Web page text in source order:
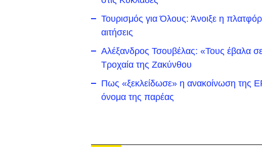
Τουρισμός για Όλους: Άνοιξε η
αιτήσεις
Αλέξανδρος Τσουβέλας: «Τους έβαλα
Τροχαία της Ζακύνθου
Πως «ξεκλείδωσε» η ανακοίνωση της
όνομα της παρέας